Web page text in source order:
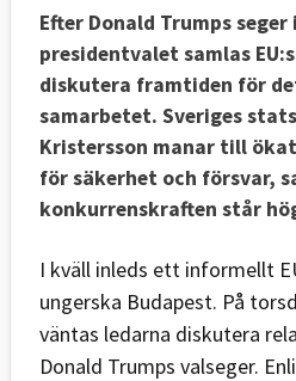
Efter Donald Trumps
presidentvalet samlas
diskutera framtiden för
samarbetet. Sveriges
Kristersson manar till
för säkerhet och försvar,
konkurrenskraften står
I kväll inleds ett informellt
ungerska Budapest. På
väntas ledarna diskutera
Donald Trumps valseger.